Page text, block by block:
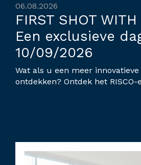
06.08.2026
FIRST SHOT WITH
Een exclusieve
10/09/2026
Wat als u een meer
ontdekken? Ontdek het RISCO-